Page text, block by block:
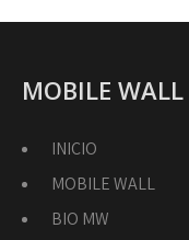
MOBILE
INICIO
MOBILE WALL
BIO MW